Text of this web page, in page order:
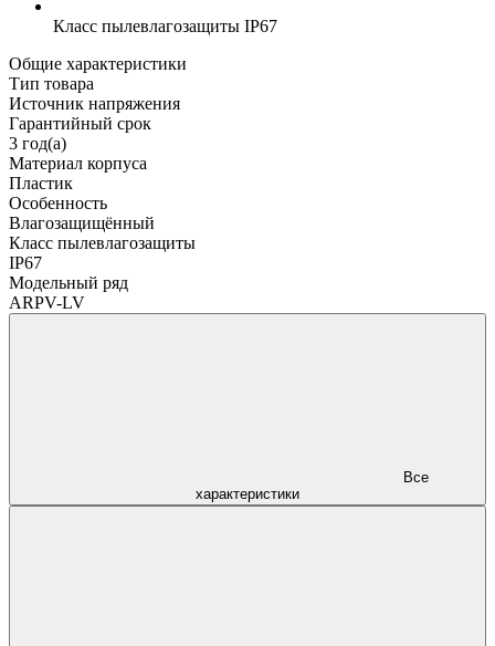
Класс пылевлагозащиты IP67
Общие характеристики
Тип товара
Источник напряжения
Гарантийный срок
3 год(а)
Материал корпуса
Пластик
Особенность
Влагозащищённый
Класс пылевлагозащиты
IP67
Модельный ряд
ARPV-LV
характеристики